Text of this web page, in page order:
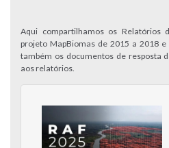
Aqui compartilhamos os Relatórios
projeto MapBiomas de 2015 a 2018
também os documentos de resposta
aos relatórios.